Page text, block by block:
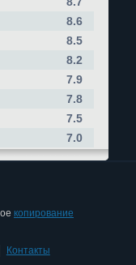
8.6
8.5
8.2
7.9
7.8
7.5
7.0
копирование
Контакты